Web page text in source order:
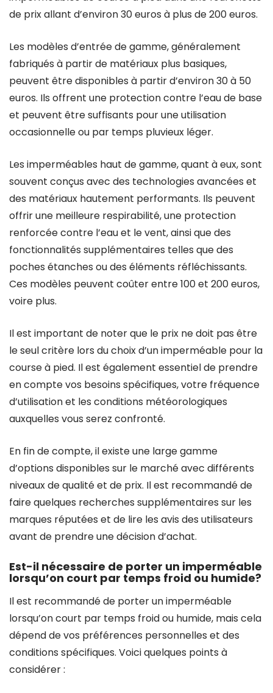
de prix allant d’environ 30 euros à plus de 200 euros.
Les modèles d’entrée de gamme, généralement
fabriqués à partir de matériaux plus basiques,
peuvent être disponibles à partir d’environ 30 à 50
euros. Ils offrent une protection contre l’eau de base
et peuvent être suffisants pour une utilisation
occasionnelle ou par temps pluvieux léger.
Les imperméables haut de gamme, quant à eux, sont
souvent conçus avec des technologies avancées et
des matériaux hautement performants. Ils peuvent
offrir une meilleure respirabilité, une protection
renforcée contre l’eau et le vent, ainsi que des
fonctionnalités supplémentaires telles que des
poches étanches ou des éléments réfléchissants.
Ces modèles peuvent coûter entre 100 et 200 euros,
voire plus.
Il est important de noter que le prix ne doit pas être
le seul critère lors du choix d’un imperméable pour la
course à pied. Il est également essentiel de prendre
en compte vos besoins spécifiques, votre fréquence
d’utilisation et les conditions météorologiques
auxquelles vous serez confronté.
En fin de compte, il existe une large gamme
d’options disponibles sur le marché avec différents
niveaux de qualité et de prix. Il est recommandé de
faire quelques recherches supplémentaires sur les
marques réputées et de lire les avis des utilisateurs
avant de prendre une décision d’achat.
Est-il nécessaire de porter un imperméable
lorsqu’on court par temps froid ou humide?
Il est recommandé de porter un imperméable
lorsqu’on court par temps froid ou humide, mais cela
dépend de vos préférences personnelles et des
conditions spécifiques. Voici quelques points à
considérer :